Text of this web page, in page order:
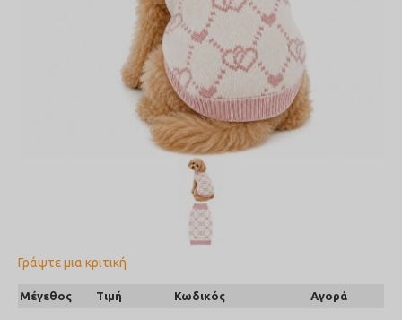
Γράψτε μια κριτική
Μέγεθος Τιμή Κωδικός Αγορά